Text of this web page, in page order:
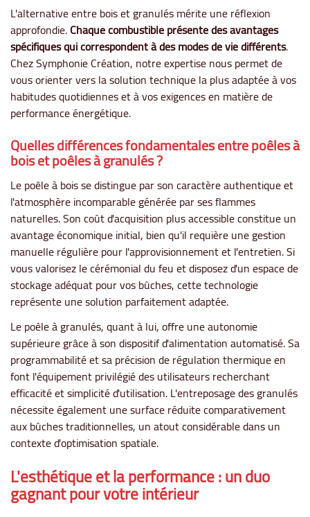
L'alternative entre bois et granulés mérite une réflexion
approfondie.Chaque combustible présente des avantages
spécifiques qui correspondent à des modes de vie différents.
Chez Symphonie Création, notre expertise nous permet de
vous orienter vers la solution technique la plus adaptée à vos
habitudes quotidiennes et à vos exigences en matière de
performance énergétique.
Quelles différences fondamentales entre poêles à
bois et poêles à granulés ?
Le poêle à bois se distingue par son caractère authentique et
l'atmosphère incomparable générée par ses flammes
naturelles. Son coût d'acquisition plus accessible constitue un
avantage économique initial, bien qu'il requière une gestion
manuelle régulière pour l'approvisionnement et l'entretien. Si
vous valorisez le cérémonial du feu et disposez d'un espace de
stockage adéquat pour vos bûches, cette technologie
représente une solution parfaitement adaptée.
Le poêle à granulés, quant à lui, offre une autonomie
supérieure grâce à son dispositif d'alimentation automatisé. Sa
programmabilité et sa précision de régulation thermique en
font l'équipement privilégié des utilisateurs recherchant
efficacité et simplicité d'utilisation. L'entreposage des granulés
nécessite également une surface réduite comparativement
aux bûches traditionnelles, un atout considérable dans un
contexte d'optimisation spatiale.
L'esthétique et la performance : un duo
gagnant pour votre intérieur